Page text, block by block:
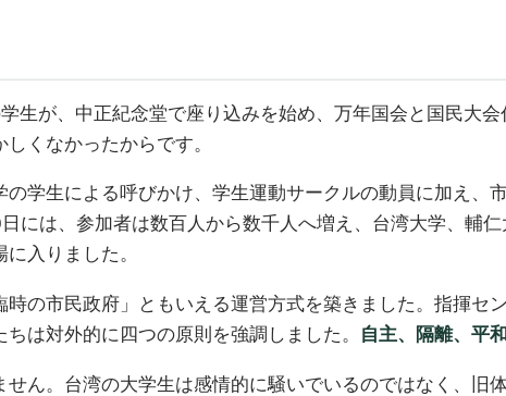
生が、中正紀念堂で座り込みを始め、万年国会と国民大
くなかったからです。
学生による呼びかけ、学生運動サークルの動員に加え、
には、参加者は数百人から数千人へ増え、台湾大学、輔
入りました。
の市民政府」ともいえる運営方式を築きました。指揮セ
は対外的に四つの原則を強調しました。
自主、隔離、平
ん。台湾の大学生は感情的に騒いでいるのではなく、旧